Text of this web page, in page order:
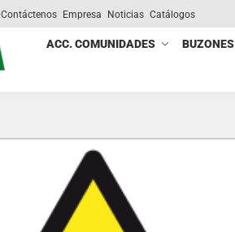
Contáctenos Empresa Noticias Catálogos
ACC. COMUNIDADES BUZONES